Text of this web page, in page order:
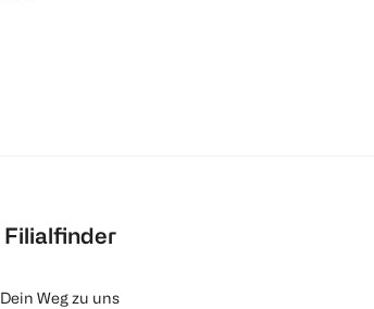
Filialfinder
Dein Weg zu uns